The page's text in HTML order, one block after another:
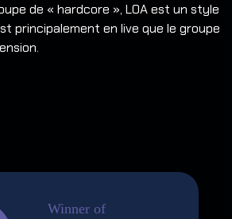
de « hardcore », LOA est un style
principalement en live que le groupe